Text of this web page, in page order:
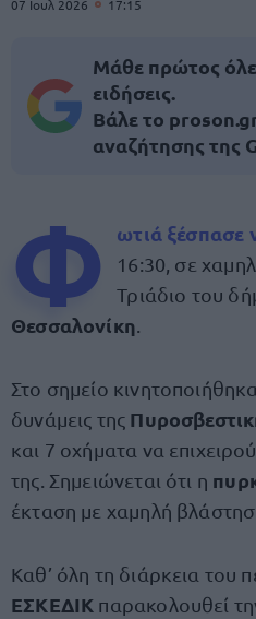
07 Ιουλ 2026 17:15
Μάθε πρώτος
ειδήσεις.
Βάλε το
αναζήτησης της
Φ ωτιά ξέσπασε
16:30, σε
Τριάδιο του
Θεσσαλονίκη
Στο σημείο
δυνάμεις της
και 7 οχήματα να
της. Σημειώνεται ότι η
έκταση με χαμηλή
Καθ’ όλη τη διάρκεια του
ΕΣΚΕΔΙΚ παρακολουθεί